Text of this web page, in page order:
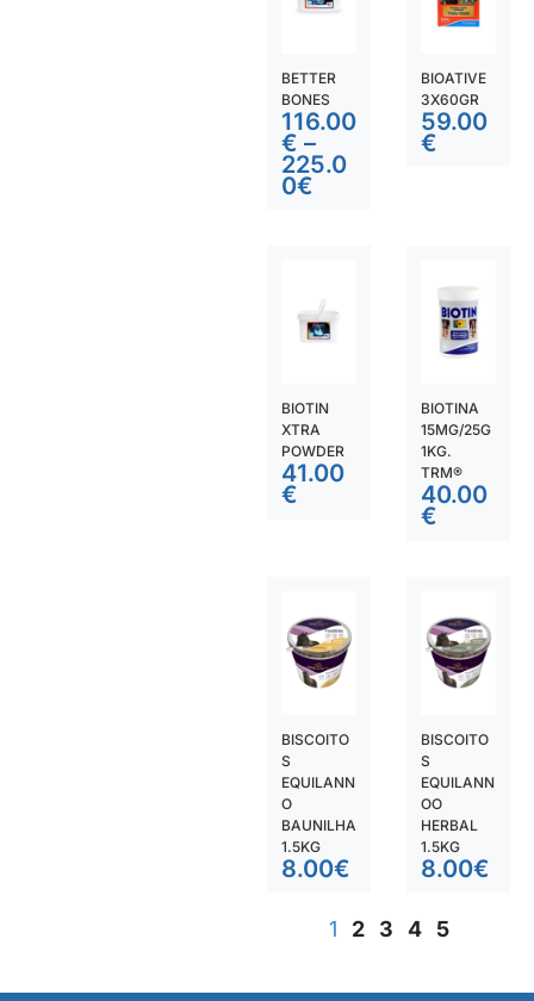
BETTER
BONES
116.00
€ –
225.0
0€
BIOATIVE
3X60GR
59.00
€
BIOTIN
XTRA
POWDER
41.00
€
BIOTINA
15MG/25G
1KG.
TRM®
40.00
€
BISCOITO
S
EQUILANN
O
BAUNILHA
1.5KG
8.00€
BISCOITO
S
EQUILANN
OO
HERBAL
1.5KG
8.00€
1 2 3 4 5